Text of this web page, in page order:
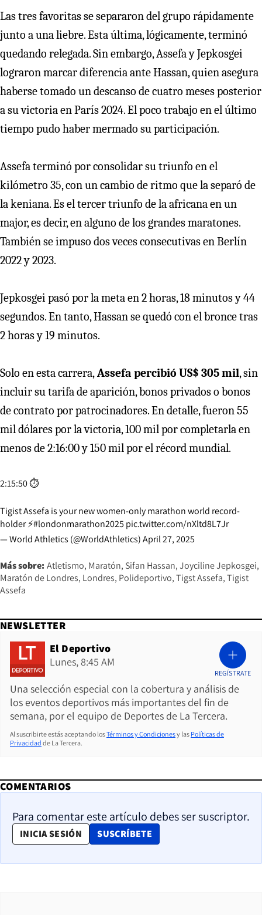
Las tres favoritas se separaron del grupo rápidamente
junto a una liebre. Esta última, lógicamente, terminó
quedando relegada. Sin embargo, Assefa y Jepkosgei
lograron marcar diferencia ante Hassan, quien asegura
haberse tomado un descanso de cuatro meses posterior
a su victoria en París 2024. El poco trabajo en el último
tiempo pudo haber mermado su participación.
Assefa terminó por consolidar su triunfo en el
kilómetro 35, con un cambio de ritmo que la separó de
la keniana. Es el tercer triunfo de la africana en un
major, es decir, en alguno de los grandes maratones.
También se impuso dos veces consecutivas en Berlín
2022 y 2023.
Jepkosgei pasó por la meta en 2 horas, 18 minutos y 44
segundos. En tanto, Hassan se quedó con el bronce tras
2 horas y 19 minutos.
Solo en esta carrera,Assefa percibió US$ 305 mil, sin
incluir su tarifa de aparición, bonos privados o bonos
de contrato por patrocinadores. En detalle, fueron 55
mil dólares por la victoria, 100 mil por completarla en
menos de 2:16:00 y 150 mil por el récord mundial.
2:15:50 ⏱️
Tigist Assefa is your new women-only marathon world record-
holder ⚡️#londonmarathon2025 pic.twitter.com/nXltd8L7Jr
— World Athletics (@WorldAthletics)April 27, 2025
Más sobre: Atletismo Maratón Sifan Hassan Joyciline Jepkosgei
Maratón de Londres Londres Polideportivo Tigst Assefa Tigist
Assefa
NEWSLETTER
El Deportivo
Lunes, 8:45 AM
Una selección especial con la cobertura y análisis de
los eventos deportivos más importantes del fin de
semana, por el equipo de Deportes de La Tercera.
REGÍSTRATE
Al suscribirte estás aceptando losTérminos y Condicionesy las Políticas de
Privacidad de La Tercera.
COMENTARIOS
Para comentar este artículo debes ser suscriptor.
INICIA SESIÓN SUSCRÍBETE
OPENS IN NEW WINDOW